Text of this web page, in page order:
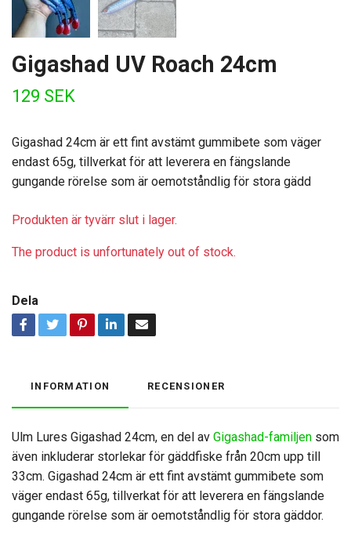
Gigashad UV Roach 24cm
129 SEK
Gigashad 24cm är ett fint avstämt gummibete som väger
endast 65g, tillverkat för att leverera en fängslande
gungande rörelse som är oemotståndlig för stora gädd
Produkten är tyvärr slut i lager.
The product is unfortunately out of stock.
Dela
INFORMATION RECENSIONER
Ulm Lures Gigashad 24cm, en del av Gigashad-familjen som
även inkluderar storlekar för gäddfiske från 20cm upp till
33cm. Gigashad 24cm är ett fint avstämt gummibete som
väger endast 65g, tillverkat för att leverera en fängslande
gungande rörelse som är oemotståndlig för stora gäddor.